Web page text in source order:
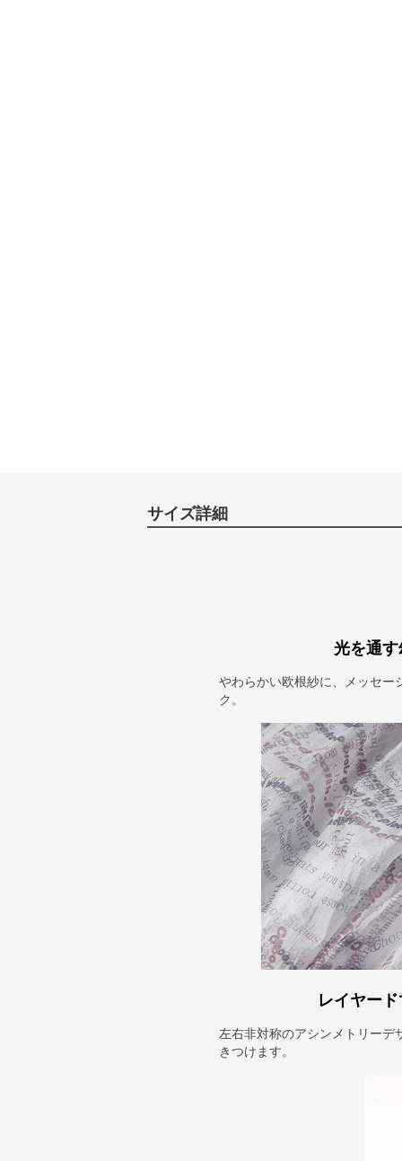
サイズ詳細
光を通
やわらかい欧根紗に、メッセー
ク。
レイヤー
左右非対称のアシンメトリーデ
きつけます。